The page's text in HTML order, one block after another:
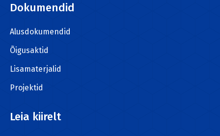
opens
new
window
Dokumendid
Alusdokumendid
Õigusaktid
Lisamaterjalid
Projektid
Leia kiirelt